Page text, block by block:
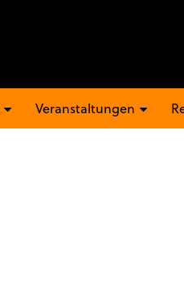
Veranstaltungen